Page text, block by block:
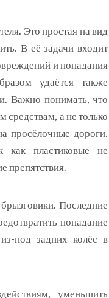
Это простая на вид
В её задачи входит
и попадания
удаётся также
Важно понимать, что
а не только
просёлочные дороги.
как пластиковые не
препятствия.
Последние
попадание
под задних колёс в
уменьшить